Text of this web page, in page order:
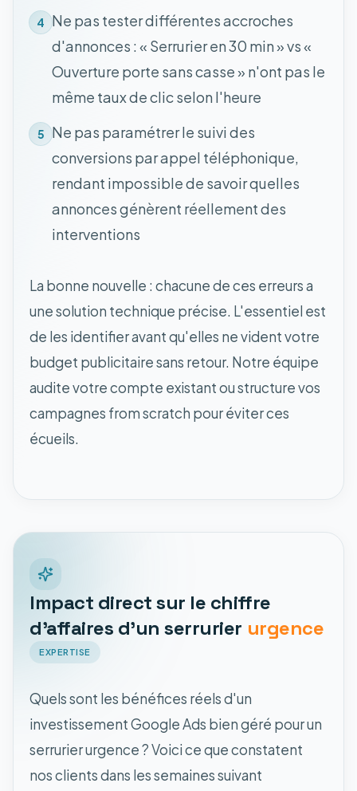
4 Ne pas tester différentes accroches
d'annonces : « Serrurier en 30 min » vs «
Ouverture porte sans casse » n'ont pas le
même taux de clic selon l'heure
5 Ne pas paramétrer le suivi des
conversions par appel téléphonique,
rendant impossible de savoir quelles
annonces génèrent réellement des
interventions
La bonne nouvelle : chacune de ces erreurs a
une solution technique précise. L'essentiel est
de les identifier avant qu'elles ne vident votre
budget publicitaire sans retour. Notre équipe
audite votre compte existant ou structure vos
campagnes from scratch pour éviter ces
écueils.
Impact direct sur le chiffre
d'affaires d'un serrurier urgence
EXPERTISE
Quels sont les bénéfices réels d'un
investissement Google Ads bien géré pour un
serrurier urgence ? Voici ce que constatent
nos clients dans les semaines suivant